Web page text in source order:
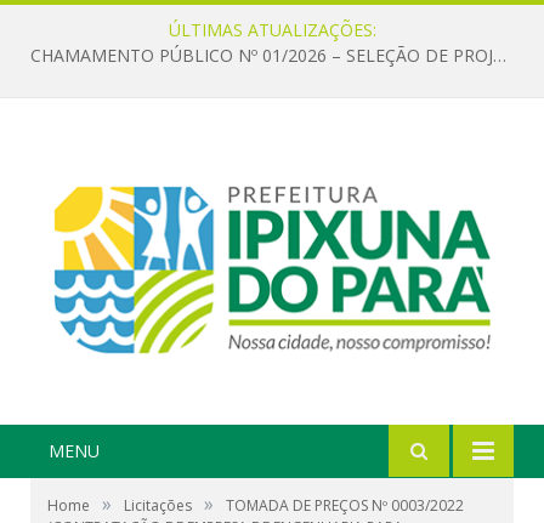
ÚLTIMAS ATUALIZAÇÕES:
CHAMAMENTO PÚBLICO Nº 01/2026 – SELEÇÃO DE PROJETOS PARA FIRMAR TERMO DE EXECUÇÃO CULTURAL COM RECURSOS DA POLÍTICA NACIONAL ALDIR BLANC DE FOMENTO À CULTURA – PNAB (LEI Nº 14.399/2022)
MENU
Home » Licitações »
TOMADA DE PREÇOS Nº 0003/2022